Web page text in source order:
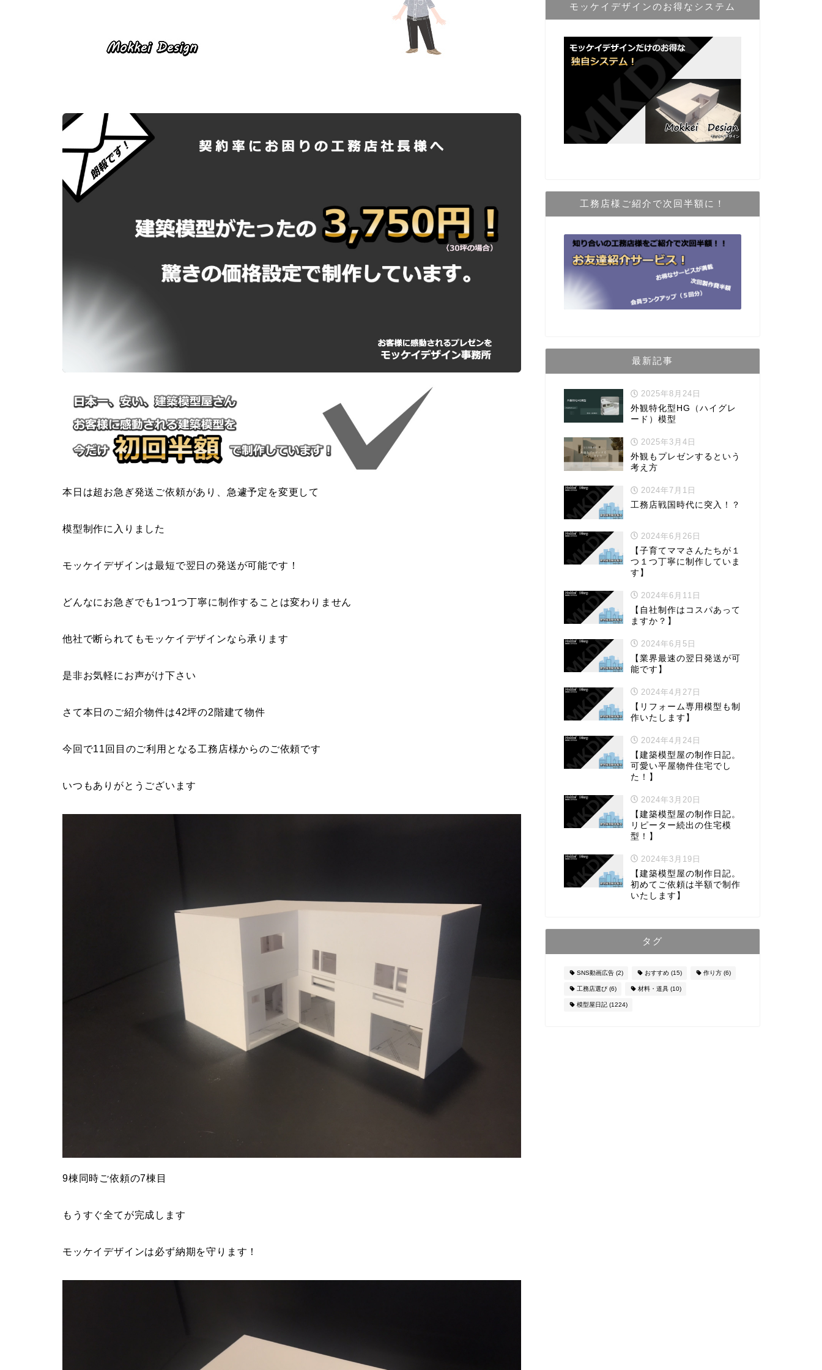
本日は超お急ぎ発送ご依頼があり、急遽予定を変更して
模型制作に入りました
モッケイデザインは最短で翌日の発送が可能です！
どんなにお急ぎでも1つ1つ丁寧に制作することは変わりません
他社で断られてもモッケイデザインなら承ります
是非お気軽にお声がけ下さい
さて本日のご紹介物件は42坪の2階建て物件
今回で11回目のご利用となる工務店様からのご依頼です
いつもありがとうございます
9棟同時ご依頼の7棟目
もうすぐ全てが完成します
モッケイデザインは必ず納期を守ります！
モッケイデザインのお得なシステム
工務店様ご紹介で次回半額に！
最新記事
2025年8月24日
外観特化型HG（ハイグレ
ード）模型
2025年3月4日
外観もプレゼンするという
考え方
2024年7月1日
工務店戦国時代に突入！？
2024年6月26日
【子育てママさんたちが１
つ１つ丁寧に制作していま
す】
2024年6月11日
【自社制作はコスパあって
ますか？】
2024年6月5日
【業界最速の翌日発送が可
能です】
2024年4月27日
【リフォーム専用模型も制
作いたします】
2024年4月24日
【建築模型屋の制作日記。
可愛い平屋物件住宅でし
た！】
2024年3月20日
【建築模型屋の制作日記。
リピーター続出の住宅模
型！】
2024年3月19日
【建築模型屋の制作日記。
初めてご依頼は半額で制作
いたします】
タグ
SNS動画広告(2) おすすめ(15) 作り方(6)
工務店選び(6) 材料・道具(10)
模型屋日記(1224)